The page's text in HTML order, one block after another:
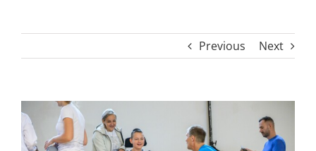
Previous Next
View
Larger
Image